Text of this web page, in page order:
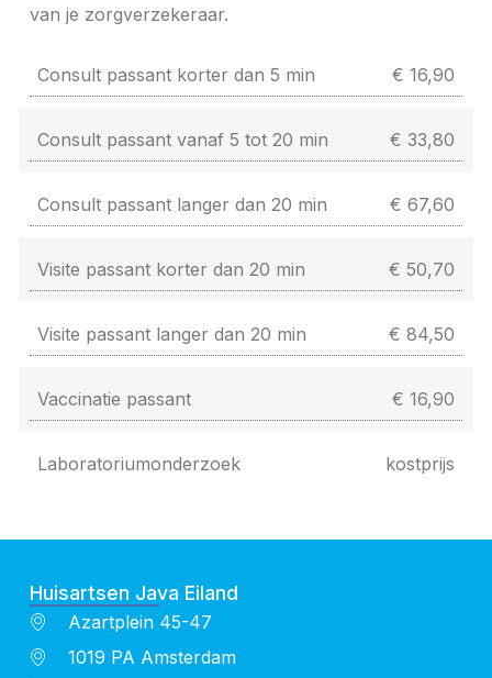
van je zorgverzekeraar.
Consult passant korter dan 5 min € 16,90
Consult passant vanaf 5 tot 20 min € 33,80
Consult passant langer dan 20 min € 67,60
Visite passant korter dan 20 min € 50,70
Visite passant langer dan 20 min € 84,50
Vaccinatie passant € 16,90
Laboratoriumonderzoek kostprijs
Huisartsen Java Eiland
Azartplein 45-47
1019 PA Amsterdam